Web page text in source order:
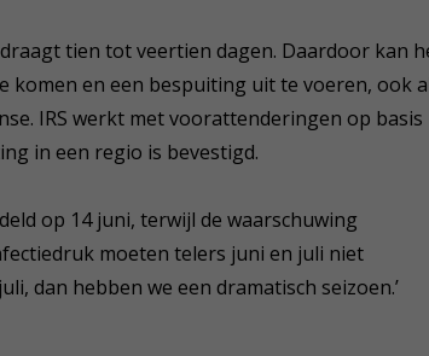
tien tot veertien dagen. Daardoor kan
komen en een bespuiting uit te voeren, ook
IRS werkt met voorattenderingen op basis
in een regio is bevestigd.
op 14 juni, terwijl de waarschuwing
moeten telers juni en juli niet
dan hebben we een dramatisch seizoen.’